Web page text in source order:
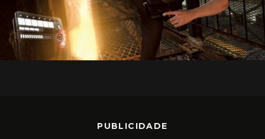
PUBLICIDADE